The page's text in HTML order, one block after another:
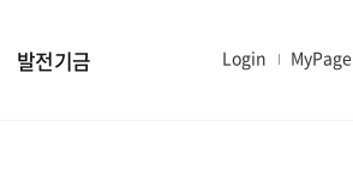
발전기금 Login MyPage